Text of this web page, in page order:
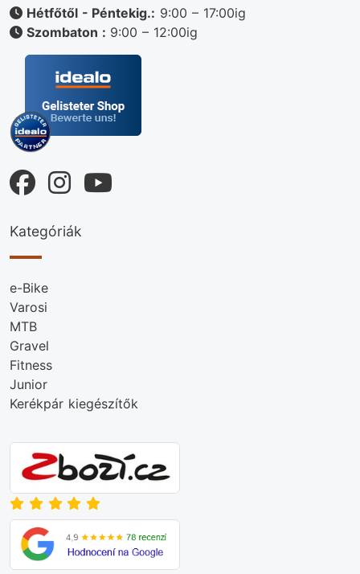
Hétfőtől - Péntekig.: 9:00 – 17:00ig
Szombaton : 9:00 – 12:00ig
Kategóriák
e-Bike
Varosi
MTB
Gravel
Fitness
Junior
Kerékpár kiegészítők